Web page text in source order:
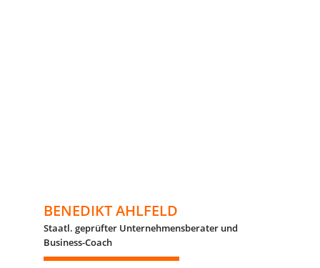
BENEDIKT AHLFELD
Staatl. geprüfter Unternehmensberater und
Business-Coach